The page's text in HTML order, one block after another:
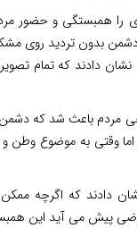
را همبستگی و حضور
بدون تردید روی
دادند که تمام
باعث شد که دشمن
وقتی به موضوع وطن
دادند که اگرچه
ارضی پیش می آید این